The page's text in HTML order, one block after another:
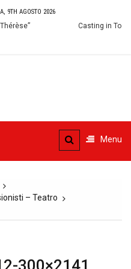
9TH AGOSTO 2026
Casting in Toscana:
Menu
– Teatro
300×2141